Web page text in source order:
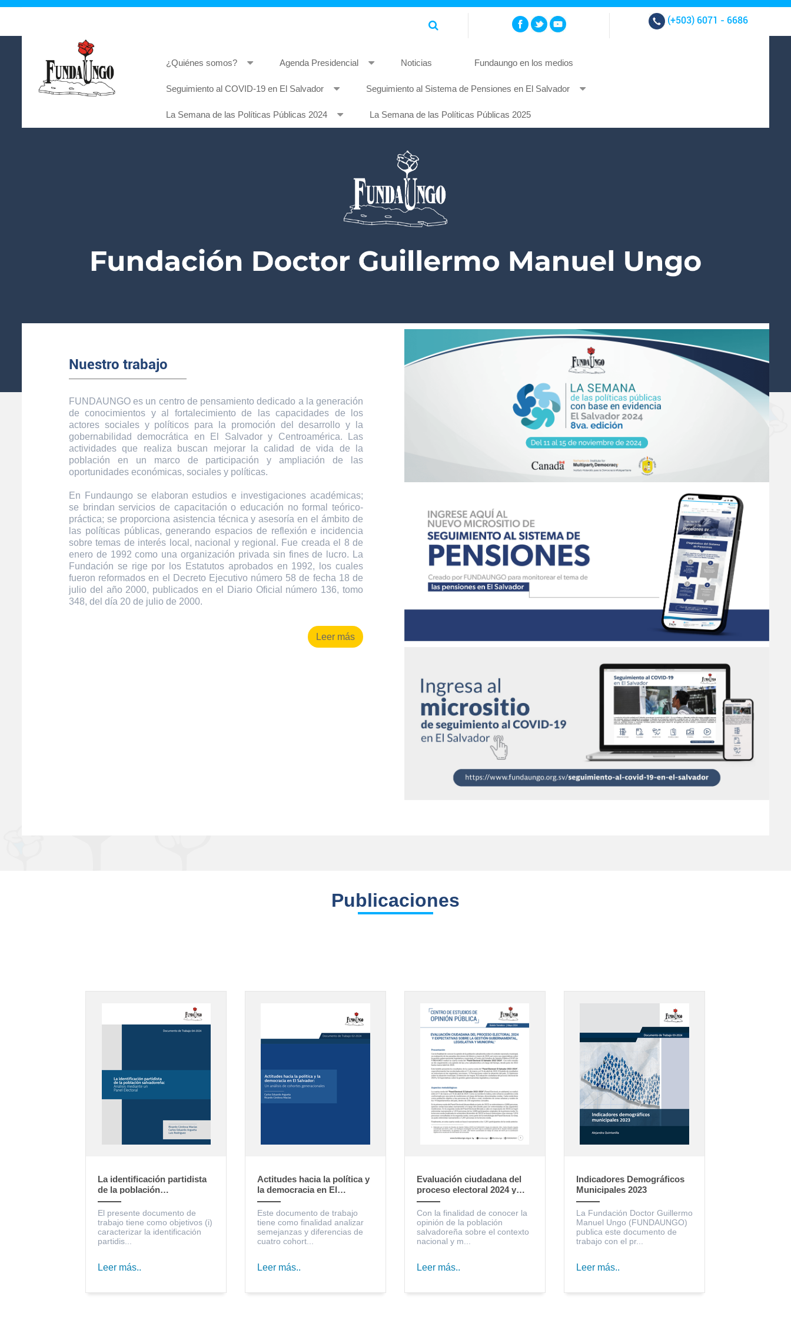
(+503) 6071 - 6686
¿Quiénes somos? Agenda Presidencial Noticias Fundaungo en los medios
Seguimiento al COVID-19 en El Salvador Seguimiento al Sistema de Pensiones en El Salvador
La Semana de las Políticas Públicas 2024 La Semana de las Políticas Públicas 2025
Nuestro trabajo
FUNDAUNGO es un centro de pensamiento dedicado a la generación
de conocimientos y al fortalecimiento de las capacidades de los
actores sociales y políticos para la promoción del desarrollo y la
gobernabilidad democrática en El Salvador y Centroamérica. Las
actividades que realiza buscan mejorar la calidad de vida de la
población en un marco de participación y ampliación de las
oportunidades económicas, sociales y políticas.
En Fundaungo se elaboran estudios e investigaciones académicas;
se brindan servicios de capacitación o educación no formal teórico-
práctica; se proporciona asistencia técnica y asesoría en el ámbito de
las políticas públicas, generando espacios de reflexión e incidencia
sobre temas de interés local, nacional y regional. Fue creada el 8 de
enero de 1992 como una organización privada sin fines de lucro. La
Fundación se rige por los Estatutos aprobados en 1992, los cuales
fueron reformados en el Decreto Ejecutivo número 58 de fecha 18 de
julio del año 2000, publicados en el Diario Oficial número 136, tomo
348, del día 20 de julio de 2000.
Leer más
Publicaciones
La identificación partidista
de la población
salvadoreña: Análisis
mediante un Panel Electoral
El presente documento de
trabajo tiene como objetivos (i)
caracterizar la identificación
partidis...
Leer más..
Actitudes hacia la política y
la democracia en El
Salvador: un análisis de
cohortes generacionales
Este documento de trabajo
tiene como finalidad analizar
semejanzas y diferencias de
cuatro cohort...
Leer más..
Evaluación ciudadana del
proceso electoral 2024 y
expectativas sobre la
gestión gubernamental,
legislativa y municipal
Con la finalidad de conocer la
opinión de la población
salvadoreña sobre el contexto
nacional y m...
Leer más..
Indicadores Demográficos
Municipales 2023
La Fundación Doctor Guillermo
Manuel Ungo (FUNDAUNGO)
publica este documento de
trabajo con el pr...
Leer más..